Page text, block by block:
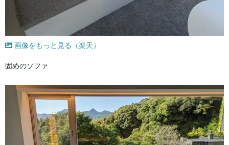
画像をもっと見る（楽天）
固めのソファ